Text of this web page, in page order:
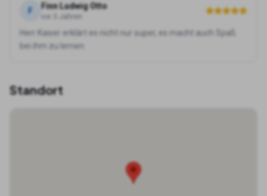
F Finn Ludwig Otto
vor 3 Jahren
Herr Kaiser erklärt es nicht nur super, es macht auch Spaß
bei ihm zu lernen.
Standort